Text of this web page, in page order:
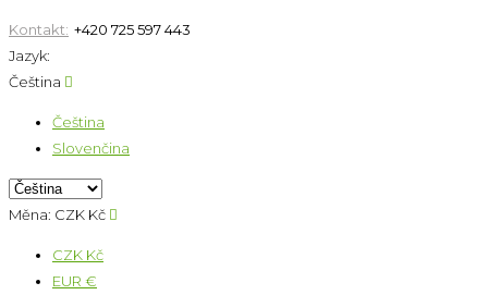
Kontakt: +420 725 597 443
Jazyk:
Čeština 
Čeština
Slovenčina
Měna: CZK Kč 
CZK Kč
EUR €